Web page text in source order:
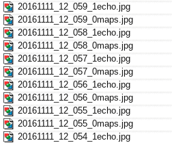
20161111_12_059_1echo.jpg
20161111_12_059_0maps.jpg
20161111_12_058_1echo.jpg
20161111_12_058_0maps.jpg
20161111_12_057_1echo.jpg
20161111_12_057_0maps.jpg
20161111_12_056_1echo.jpg
20161111_12_056_0maps.jpg
20161111_12_055_1echo.jpg
20161111_12_055_0maps.jpg
20161111_12_054_1echo.jpg